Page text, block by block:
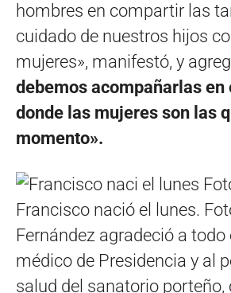
hombres en compartir las
cuidado de nuestros hijos
mujeres», manifestó, y
debemos acompañarlas
donde las mujeres son las
momento».
Francisco nació el lunes.
Fernández agradeció a todo
médico de Presidencia y al
salud del sanatorio porteño,